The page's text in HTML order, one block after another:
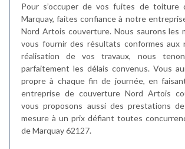
Pour s’occuper de vos fuites de toiture
Marquay, faites confiance à notre
Nord Artois couverture. Nous saurons les
vous fournir des résultats conformes aux
réalisation de vos travaux, nous
parfaitement les délais convenus. Vous
propre à chaque fin de journée, en
entreprise de couverture Nord Artois
vous proposons aussi des prestations
mesure à un prix défiant toutes
de Marquay 62127.